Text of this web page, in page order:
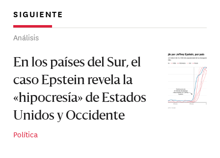
SIGUIENTE
Análisis
En los países del Sur, el
caso Epstein revela la
«hipocresía» de Estados
Unidos y Occidente
Política